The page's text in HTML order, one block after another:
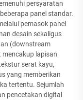
persyaratan
panel standar.
pemasok panel
desain sekaligus
(downstream
lapisan
serat kayu,
yang memberikan
tertentu. Sejumlah
pencetakan digital